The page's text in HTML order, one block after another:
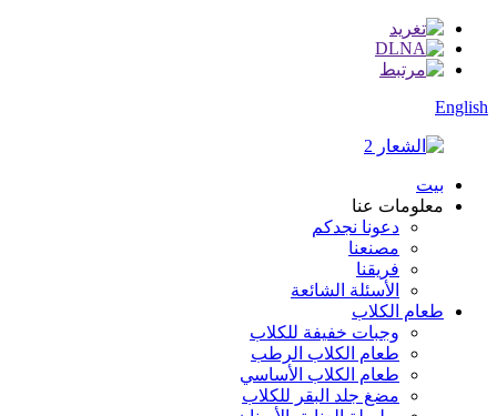
English
بيت
معلومات عنا
دعونا نجدكم
مصنعنا
فريقنا
الأسئلة الشائعة
طعام الكلاب
وجبات خفيفة للكلاب
طعام الكلاب الرطب
طعام الكلاب الأساسي
مضغ جلد البقر للكلاب